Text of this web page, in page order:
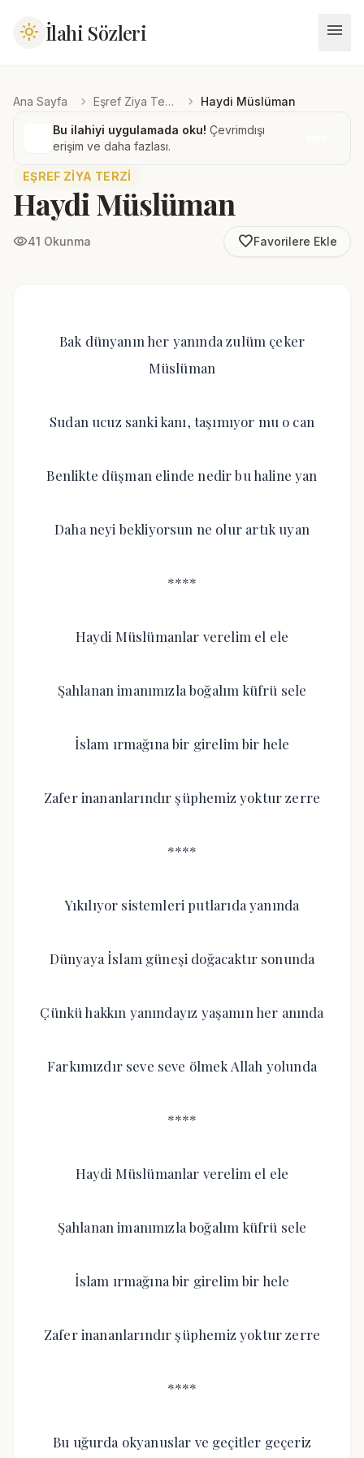
light_mode İlahi Sözleri menu
Ana Sayfa chevron_right Eşref Ziya Terzi chevron_right Haydi Müslüman
Bu ilahiyi uygulamada oku! Çevrimdışı
erişim ve daha fazlası.
EŞREF ZIYA TERZI
Haydi Müslüman
visibility41 Okunma favorite_borderFavorilere Ekle
Bak dünyanın her yanında zulüm çeker
Müslüman
Sudan ucuz sanki kanı, taşımıyor mu o can
Benlikte düşman elinde nedir bu haline yan
Daha neyi bekliyorsun ne olur artık uyan
****
Haydi Müslümanlar verelim el ele
Şahlanan imanımızla boğalım küfrü sele
İslam ırmağına bir girelim bir hele
Zafer inananlarındır şüphemiz yoktur zerre
****
Yıkılıyor sistemleri putlarıda yanında
Dünyaya İslam güneşi doğacaktır sonunda
Çünkü hakkın yanındayız yaşamın her anında
Farkımızdır seve seve ölmek Allah yolunda
****
Haydi Müslümanlar verelim el ele
Şahlanan imanımızla boğalım küfrü sele
İslam ırmağına bir girelim bir hele
Zafer inananlarındır şüphemiz yoktur zerre
****
Bu uğurda okyanuslar ve geçitler geçeriz